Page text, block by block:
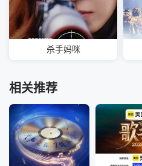
杀手妈咪
相关推荐